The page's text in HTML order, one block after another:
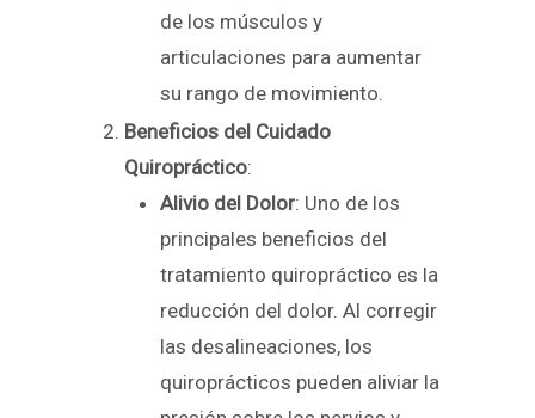
de los músculos y
articulaciones para aumentar
su rango de movimiento.
Beneficios del Cuidado
Quiropráctico:
Alivio del Dolor: Uno de los
principales beneficios del
tratamiento quiropráctico es la
reducción del dolor. Al corregir
las desalineaciones, los
quiroprácticos pueden aliviar la